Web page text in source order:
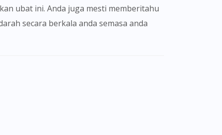
ubat ini. Anda juga mesti memberitahu
secara berkala anda semasa anda